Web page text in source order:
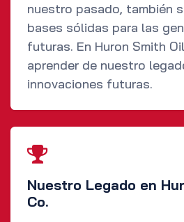
nuestro pasado, también
bases sólidas para las
futuras. En Huron Smith
aprender de nuestro
innovaciones futuras.
Nuestro Legado en
Co.